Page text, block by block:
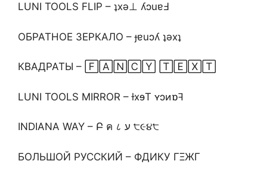
LUNI TOOLS FLIP – ʇxǝ⊥ ʎɔuɐℲ
ОБРАТНОЕ ЗЕРКАЛО – ɟɐuɔʎ ʇǝxʇ
КВАДРАТЫ – 🄵🄰🄽🄲🅈 🅃🄴🅇🅃
LUNI TOOLS MIRROR – ƚxɘT ʏɔᴎɒꟻ
INDIANA WAY – Բ ค ८ ע ੮૯૪੮
БОЛЬШОЙ РУССКИЙ – ФДИКУ ΓΞЖΓ